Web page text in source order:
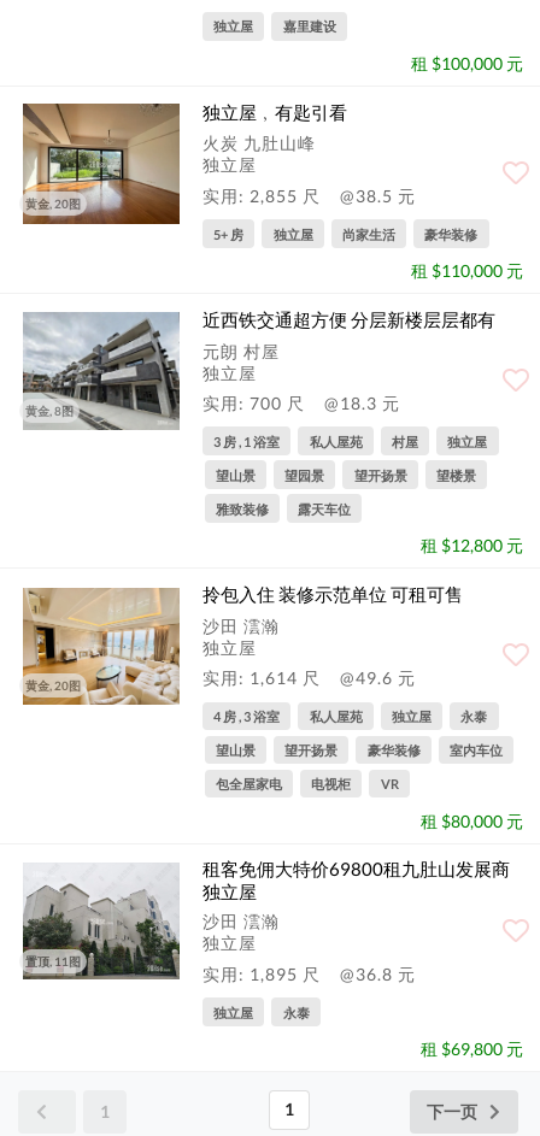
独立屋 嘉里建设
租 $100,000 元
黄金, 20图
独立屋﹐有匙引看
火炭 九肚山峰
独立屋
实用: 2,855 尺
@38.5 元
5+ 房 独立屋 尚家生活 豪华装修
租 $110,000 元
黄金, 8图
近西铁交通超方便 分层新楼层层都有
元朗 村屋
独立屋
实用: 700 尺
@18.3 元
3 房 , 1 浴室 私人屋苑 村屋 独立屋
望山景 望园景 望开扬景 望楼景
雅致装修 露天车位
租 $12,800 元
黄金, 20图
拎包入住 装修示范单位 可租可售
沙田 澐瀚
独立屋
实用: 1,614 尺
@49.6 元
4 房 , 3 浴室 私人屋苑 独立屋 永泰
望山景 望开扬景 豪华装修 室内车位
包全屋家电 电视柜 VR
租 $80,000 元
置顶, 11图
租客免佣大特价69800租九肚山发展商
独立屋
沙田 澐瀚
独立屋
实用: 1,895 尺
@36.8 元
独立屋 永泰
租 $69,800 元
1 1 下一页